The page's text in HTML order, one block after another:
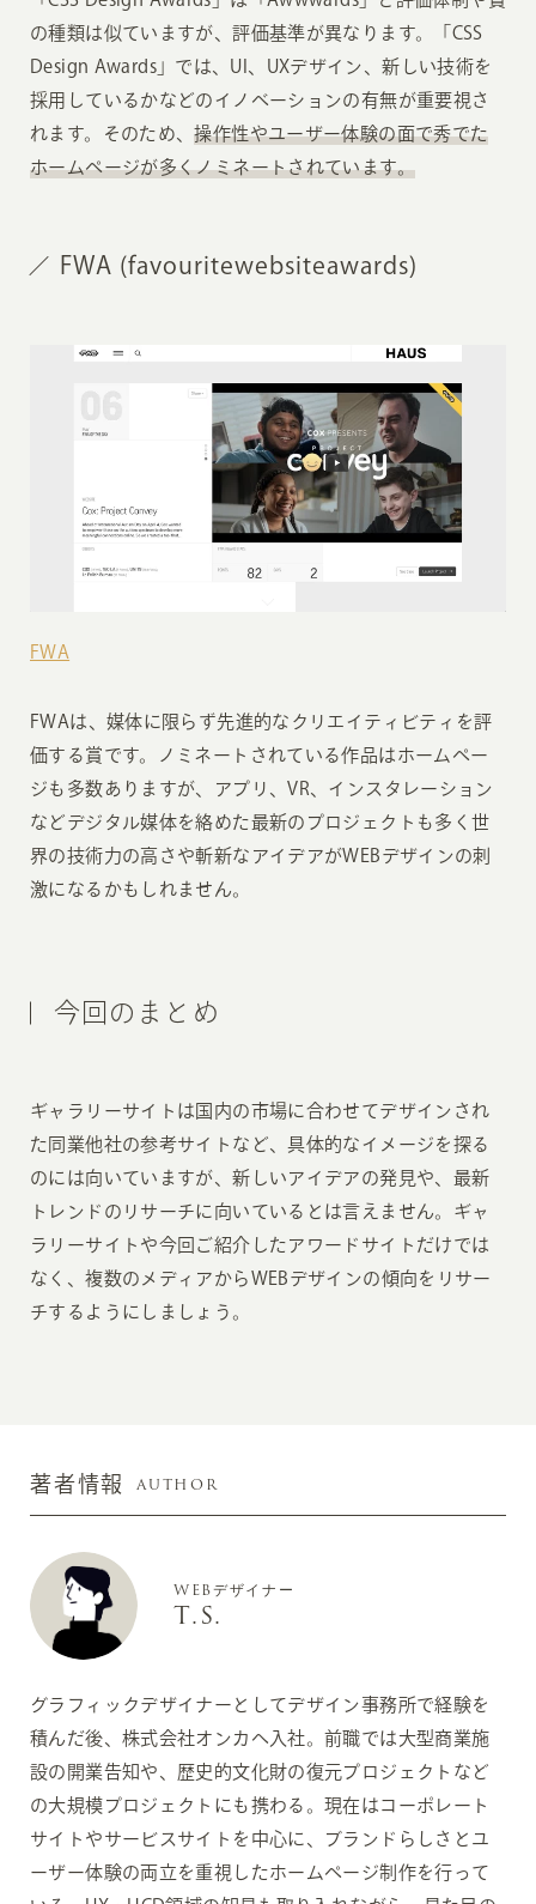
の種類は似ていますが、評価基準が異なります。「CSS
Design Awards」では、UI、UXデザイン、新しい技術を
採用しているかなどのイノベーションの有無が重要視さ
れます。そのため、操作性やユーザー体験の面で秀でた
ホームページが多くノミネートされています。
FWA (favouritewebsiteawards)
FWA
FWAは、媒体に限らず先進的なクリエイティビティを評
価する賞です。ノミネートされている作品はホームペー
ジも多数ありますが、アプリ、VR、インスタレーション
などデジタル媒体を絡めた最新のプロジェクトも多く世
界の技術力の高さや斬新なアイデアがWEBデザインの刺
激になるかもしれません。
今回のまとめ
ギャラリーサイトは国内の市場に合わせてデザインされ
た同業他社の参考サイトなど、具体的なイメージを探る
のには向いていますが、新しいアイデアの発見や、最新
トレンドのリサーチに向いているとは言えません。ギャ
ラリーサイトや今回ご紹介したアワードサイトだけでは
なく、複数のメディアからWEBデザインの傾向をリサー
チするようにしましょう。
著者情報 AUTHOR
WEBデザイナー
T.S.
グラフィックデザイナーとしてデザイン事務所で経験を
積んだ後、株式会社オンカへ入社。前職では大型商業施
設の開業告知や、歴史的文化財の復元プロジェクトなど
の大規模プロジェクトにも携わる。現在はコーポレート
サイトやサービスサイトを中心に、ブランドらしさとユ
ーザー体験の両立を重視したホームページ制作を行って